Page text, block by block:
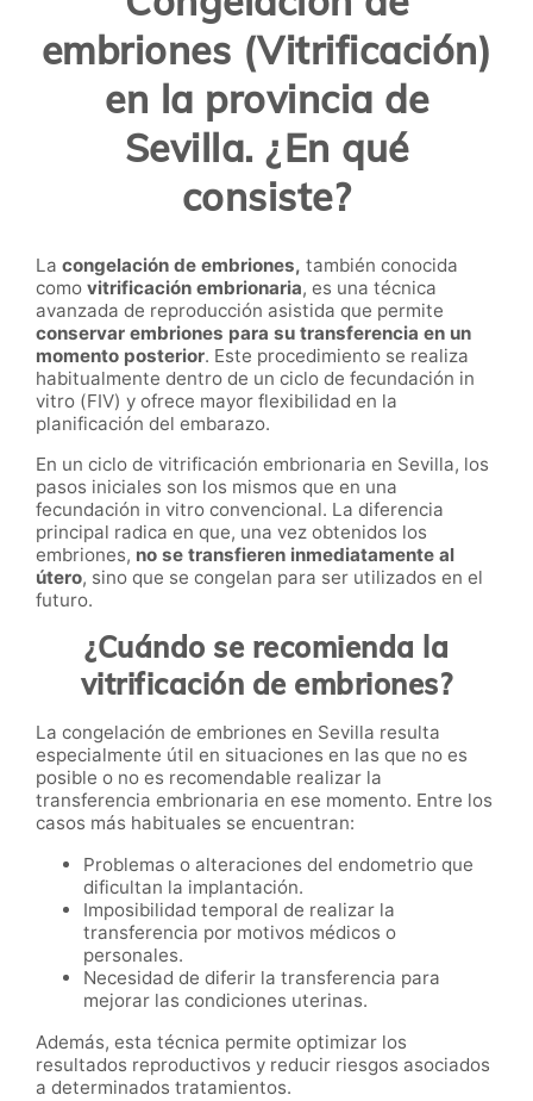
embriones (Vitrificación)
en la provincia de
Sevilla. ¿En qué
consiste?
La congelación de embriones, también conocida
como vitrificación embrionaria, es una técnica
avanzada de reproducción asistida que permite
conservar embriones para su transferencia en un
momento posterior. Este procedimiento se realiza
habitualmente dentro de un ciclo de fecundación in
vitro (FIV) y ofrece mayor flexibilidad en la
planificación del embarazo.
En un ciclo de vitrificación embrionaria en Sevilla, los
pasos iniciales son los mismos que en una
fecundación in vitro convencional. La diferencia
principal radica en que, una vez obtenidos los
embriones, no se transfieren inmediatamente al
útero, sino que se congelan para ser utilizados en el
futuro.
¿Cuándo se recomienda la
vitrificación de embriones?
La congelación de embriones en Sevilla resulta
especialmente útil en situaciones en las que no es
posible o no es recomendable realizar la
transferencia embrionaria en ese momento. Entre los
casos más habituales se encuentran:
Problemas o alteraciones del endometrio que
dificultan la implantación.
Imposibilidad temporal de realizar la
transferencia por motivos médicos o
personales.
Necesidad de diferir la transferencia para
mejorar las condiciones uterinas.
Además, esta técnica permite optimizar los
resultados reproductivos y reducir riesgos asociados
a determinados tratamientos.